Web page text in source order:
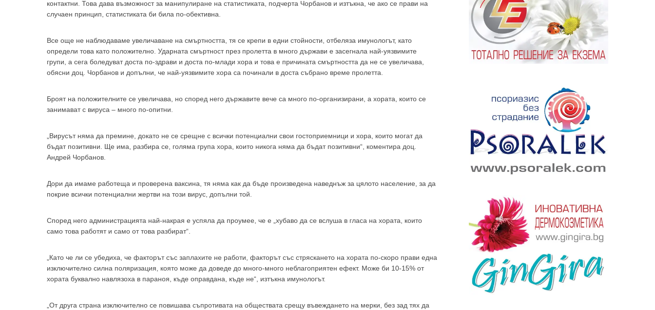
контактни. Това дава възможност за манипулиране на статистиката, подчерта Чорбанов и изтъкна, че ако се прави на
случаен принцип, статистиката би била по-обективна.
Все още не наблюдаваме увеличаване на смъртността, тя се крепи в едни стойности, отбеляза имунологът, като
определи това като положително. Ударната смъртност през пролетта в много държави е засегнала най-уязвимите
групи, а сега боледуват доста по-здрави и доста по-млади хора и това е причината смъртността да не се увеличава,
обясни доц. Чорбанов и допълни, че най-уязвимите хора са починали в доста събрано време пролетта.
Броят на положителните се увеличава, но според него държавите вече са много по-организирани, а хората, които се
занимават с вируса – много по-опитни.
„Вирусът няма да премине, докато не се срещне с всички потенциални свои гостоприемници и хора, които могат да
бъдат позитивни. Ще има, разбира се, голяма група хора, които никога няма да бъдат позитивни“, коментира доц.
Андрей Чорбанов.
Дори да имаме работеща и проверена ваксина, тя няма как да бъде произведена наведнъж за цялото население, за да
покрие всички потенциални жертви на този вирус, допълни той.
Според него администрацията най-накрая е успяла да проумее, че е „хубаво да се вслуша в гласа на хората, които
само това работят и само от това разбират“.
„Като че ли се убедиха, че факторът със заплахите не работи, факторът със стряскането на хората по-скоро прави една
изключително силна поляризация, която може да доведе до много-много неблагоприятен ефект. Може би 10-15% от
хората буквално навлязоха в параноя, къде оправдана, къде не“, изтъкна имунологът.
„От друга страна изключително се повишава съпротивата на обществата срещу въвеждането на мерки, без зад тях да
GPNews
НОВИНИ ЗА ОБЩОПРАКТИКУВАЩИЯ ЛЕКАР
За да можеда виждате специализирано медицинско съдържание